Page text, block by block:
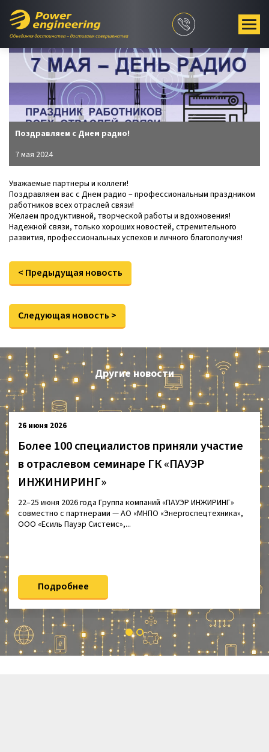
Поздравляем с Днем радио!
7 мая 2024
Уважаемые партнеры и коллеги!
Поздравляем вас с Днем радио – профессиональным праздником
работников всех отраслей связи!
Желаем продуктивной, творческой работы и вдохновения!
Надежной связи, только хороших новостей, стремительного
развития, профессиональных успехов и личного благополучия!
< Предыдущая новость
Следующая новость >
Другие новости
26 июня 2026
Более 100 специалистов приняли участие
в отраслевом семинаре ГК «ПАУЭР
ИНЖИНИРИНГ»
22–25 июня 2026 года Группа компаний «ПАУЭР ИНЖИРИНГ»
совместно с партнерами — АО «МНПО «Энергоспецтехника»,
ООО «Есиль Пауэр Системс»,...
Подробнее